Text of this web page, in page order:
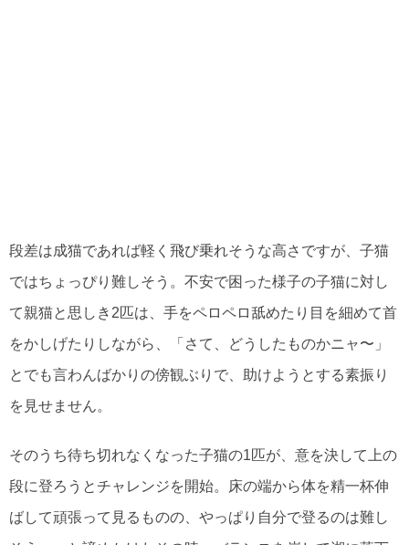
段差は成猫であれば軽く飛び乗れそうな高さですが、子猫
ではちょっぴり難しそう。不安で困った様子の子猫に対し
て親猫と思しき2匹は、手をペロペロ舐めたり目を細めて首
をかしげたりしながら、「さて、どうしたものかニャ〜」
とでも言わんばかりの傍観ぶりで、助けようとする素振り
を見せません。
そのうち待ち切れなくなった子猫の1匹が、意を決して上の
段に登ろうとチャレンジを開始。床の端から体を精一杯伸
ばして頑張って見るものの、やっぱり自分で登るのは難し